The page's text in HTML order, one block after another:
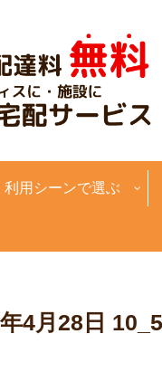
利用シーンで選ぶ
4月28日